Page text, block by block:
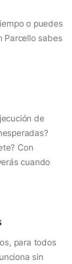
o puedes
Parcello sabes
de
Con
cuando
para todos
sin